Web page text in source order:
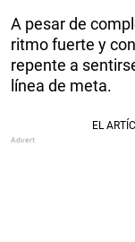
A pesar de
ritmo fuerte y
repente a
línea de meta.